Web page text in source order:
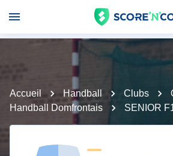
Accueil Handball Clubs
Handball Domfrontais
SENIOR